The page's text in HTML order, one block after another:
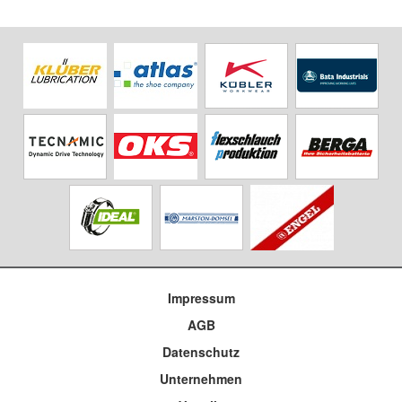
Impressum
AGB
Datenschutz
Unternehmen